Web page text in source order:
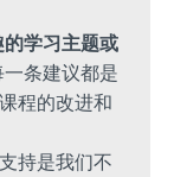
学习主题或
一条建议都是
程的改进和
持是我们不